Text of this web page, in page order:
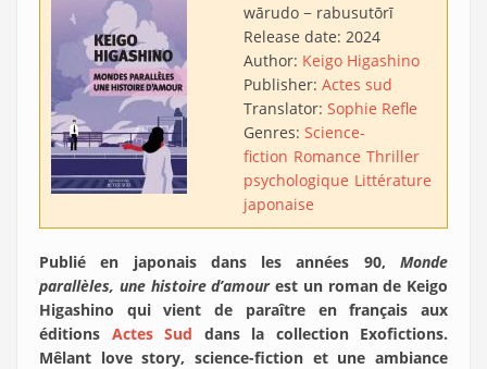
wārudo − rabusutōrī
Release date: 2024
Author: Keigo Higashino
Publisher: Actes sud
Translator: Sophie Refle
Genres: Science-
fiction Romance Thriller
psychologique Littérature
japonaise
Publié en japonais dans les années 90, Monde
parallèles, une histoire d’amourest un roman de Keigo
Higashino qui vient de paraître en français aux
éditions Actes Sud dans la collection Exofictions.
Mêlant love story, science-fiction et une ambiance